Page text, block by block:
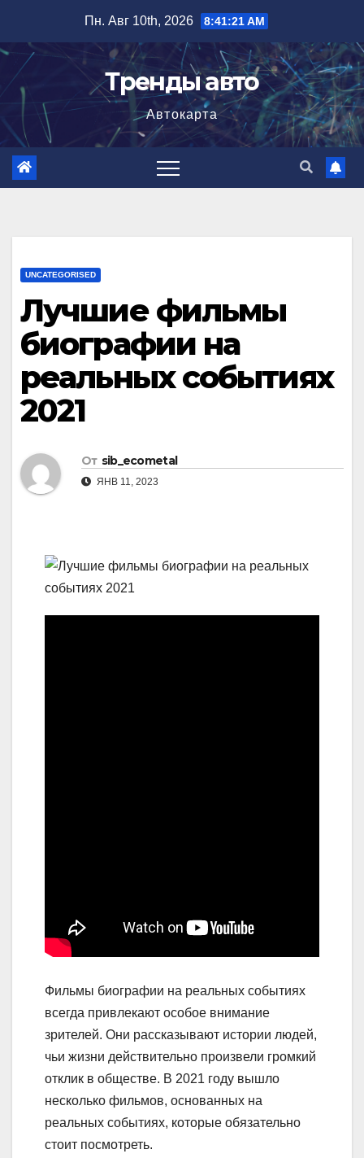
содержимому
Пн. Авг 10th, 2026 8:41:22 AM
Тренды авто
Автокарта
UNCATEGORISED
Лучшие фильмы
биографии на
реальных событиях
2021
От sib_ecometal
ЯНВ 11, 2023
Фильмы биографии на реальных событиях
всегда привлекают особое внимание
зрителей. Они рассказывают истории людей,
чьи жизни действительно произвели громкий
отклик в обществе. В 2021 году вышло
несколько фильмов, основанных на
реальных событиях, которые обязательно
стоит посмотреть.